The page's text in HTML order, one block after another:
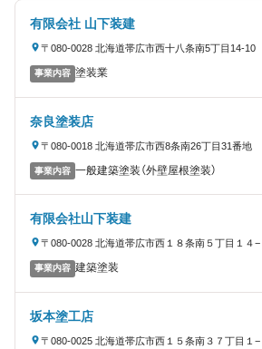
有限会社 山下装建
〒080-0028 北海道帯広市西十八条南5丁目14-10
事業内容 塗装業
奈良塗装店
〒080-0018 北海道帯広市西8条南26丁目31番地
事業内容 一般建築塗装（外壁屋根塗装）
有限会社山下装建
〒080-0028 北海道帯広市西１８条南５丁目１４−
事業内容 建築塗装
坂本塗工店
〒080-0025 北海道帯広市西１５条南３７丁目１−